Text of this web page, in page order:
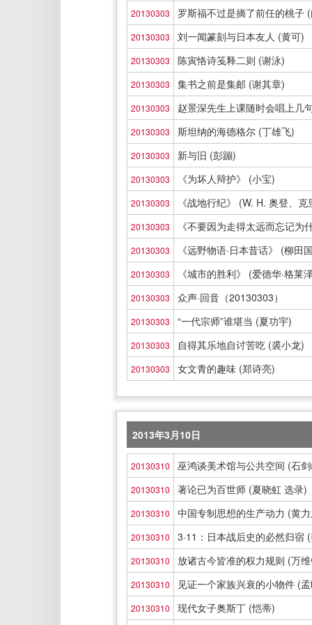
20130303 罗斯福不过是摘了前任的桃子
20130303 刘一闻篆刻与日本友人 (黄可)
20130303 陈寅恪诗笺释二则 (谢泳)
20130303 集书之前是集邮 (谢其章)
20130303 赵景深先生上课随时会唱上几
20130303 斯坦纳的海德格尔 (丁雄飞)
20130303 新与旧 (彭蹦)
20130303 《为坏人辩护》 (小宝)
20130303 《战地行纪》 (W. H. 奥登、
20130303 《不要因为走得太远而忘记
20130303 《远野物语·日本昔话》 (柳田
20130303 《城市的胜利》 (爱德华·格莱
20130303 众声·回音（20130303）
20130303 “一代宗师”谁堪当 (夏功宇)
20130303 自得其乐地自讨苦吃 (裘小龙)
20130303 女文青的趣味 (郑诗亮)
2013年3月10日
20130310 巫鸿谈美术馆与公共空间 (石
20130310 著论已为百世师 (夏晓虹 选录)
20130310 中国专制思想的生产动力 (黄
20130310 3·11：日本战后史的必然归宿
20130310 放诸古今皆准的权力规则 (万
20130310 见证一个家族兴衰的小物件 (
20130310
现代女子奥斯丁 (恺蒂)